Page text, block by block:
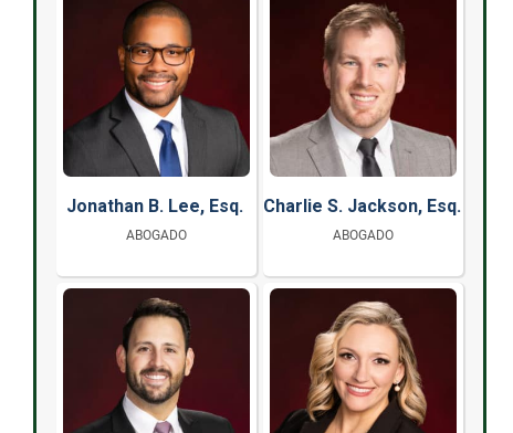
Jonathan B. Lee, Esq.
ABOGADO
Charlie S. Jackson, Esq.
ABOGADO